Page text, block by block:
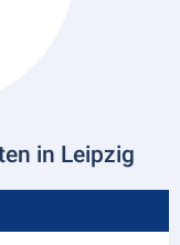
in Leipzig